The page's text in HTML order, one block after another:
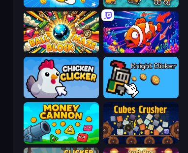
Bit-coin Clicker Capybara Merge Evolution
Ball Block Maze Fish Catch Idle
Chicken Clicker Knight Clicker
Money Cannon Cubes Crusher